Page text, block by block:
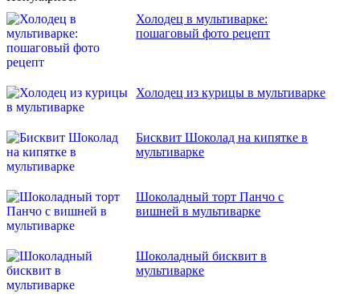
Холодец в мультиварке:
пошаговый фото рецепт
Холодец из курицы в мультиварке
Бисквит Шоколад на кипятке в
мультиварке
Шоколадный торт Панчо с
вишней в мультиварке
Шоколадный бисквит в
мультиварке